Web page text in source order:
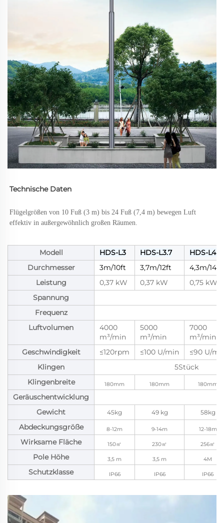
Technische Daten
Flügelgrößen von 10 Fuß (3 m) bis 24 Fuß (7,4 m) bewegen Luft
effektiv in außergewöhnlich großen Räumen.
Modell HDS-L3 HDS-L3.7
HDS-L4.3
Durchmesser
3m/10ft 3,7m/12ft
4,3m/14ft
Leistung
0,37 kW 0,37 kW
0,75 kW
Spannung
Frequenz
Luftvolumen
4000
m³/min
5000
m³/min
7000
m³/min
Geschwindigkeit
≤120rpm ≤100 U/min
≤90 U/
Klingen
5Stück
Klingenbreite
180mm 180mm 180mm
Geräuschentwicklung
Gewicht
45kg 49 kg 58kg
Abdeckungsgröße 8-12m 9-14m 12-18m
Wirksame Fläche 150㎡ 230㎡ 256㎡
Pole Höhe 3,5 m 3,5 m 4M
Schutzklasse IP66 IP66 IP66